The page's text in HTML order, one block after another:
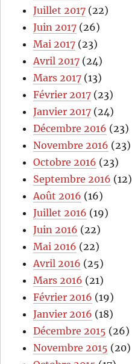
Juillet 2017 (22)
Juin 2017 (26)
Mai 2017 (23)
Avril 2017 (24)
Mars 2017 (13)
Février 2017 (23)
Janvier 2017 (24)
Décembre 2016 (23)
Novembre 2016 (23)
Octobre 2016 (23)
Septembre 2016 (12)
Août 2016 (16)
Juillet 2016 (19)
Juin 2016 (22)
Mai 2016 (22)
Avril 2016 (25)
Mars 2016 (21)
Février 2016 (19)
Janvier 2016 (18)
Décembre 2015 (26)
Novembre 2015 (20)